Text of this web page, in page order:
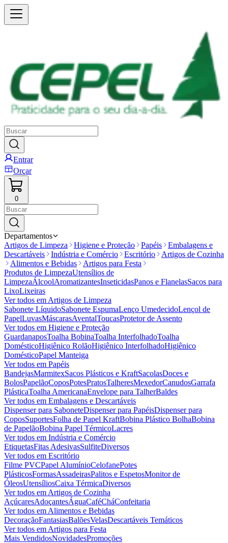
Entrar
Orçar
0
Departamentos
Artigos de Limpeza
Higiene e Proteção Papéis
Embalagens e
Descartáveis
Indústria e Comércio Escritório
Artigos de Cozinha
Alimentos e Bebidas
Artigos para Festa
Produtos de LimpezaUtensílios de
LimpezaÁlcoolAromatizantesInseticidasPanos e FlanelasSacos para
LixoLixeiras
Ver todos em Artigos de Limpeza
Sabonete LíquidoSabonete EspumaLenço UmedecidoLençol de
PapelLuvasMáscarasAventalToucasProtetor de Assento
Ver todos em Higiene e Proteção
GuardanaposToalha BobinaToalha InterfolhadoToalha
DomésticoHigiênico RolãoHigiênico InterfolhadoHigiênico
DomésticoPapel Manteiga
Ver todos em Papéis
BandejasMarmitexSacos Plásticos e KraftSacolasDoces e
BolosPapelãoCoposPotesPratosTalheresMexedorCanudosGarrafa
PlásticaToalha AmericanaEnvelope para TalherBaldes
Ver todos em Embalagens e Descartáveis
Dispenser para SaboneteDispenser para PapéisDispenser para
CoposSuportesFolha de Papel KraftBobina Plástico BolhaBobina
de PapelãoBobina Papel TérmicoLacres
Ver todos em Indústria e Comércio
EtiquetasFitas AdesivasSulfiteDiversos
Ver todos em Escritório
Filme PVCPapel AlumínioCelofanePotes
PlásticosFormasAssadeirasPalitos e EspetosMonitor de
ÓleosUtensíliosCaixa TérmicaDiversos
Ver todos em Artigos de Cozinha
AçúcaresAdoçantesÁguaCaféCháConfeitaria
Ver todos em Alimentos e Bebidas
DecoraçãoFantasiasBalõesVelasDescartáveis Temáticos
Ver todos em Artigos para Festa
Mais VendidosNovidadesPromoções